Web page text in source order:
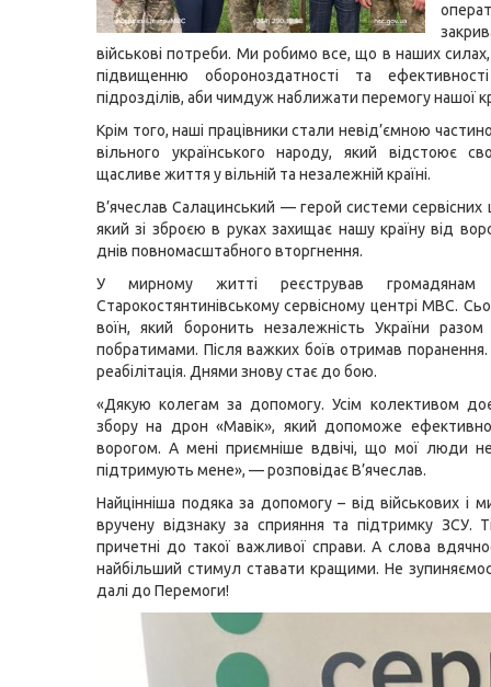
військові потреби. Ми робимо все, що в наших
підвищенню обороноздатності та ефективності
підрозділів, аби чимдуж наближати перемогу нашої
Крім того, наші працівники стали невід’ємною
вільного українського народу, який відстоює
щасливе життя у вільній та незалежній країні.
В’ячеслав Салацинський — герой системи сервісних
який зі зброєю в руках захищає нашу країну від
днів повномасштабного вторгнення.
У мирному житті реєстрував громадянам
Старокостянтинівському сервісному центрі МВС.
воїн, який боронить незалежність України
побратимами. Після важких боїв отримав поранення.
реабілітація. Днями знову стає до бою.
«Дякую колегам за допомогу. Усім колективом
збору на дрон «Мавік», який допоможе
ворогом. А мені приємніше вдвічі, що мої люди
підтримують мене», — розповідає В’ячеслав.
Найцінніша подяка за допомогу – від військових і
вручену відзнаку за сприяння та підтримку ЗСУ.
причетні до такої важливої справи. А слова
найбільший стимул ставати кращими. Не
далі до Перемоги!